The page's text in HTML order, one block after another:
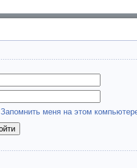
Запомнить меня на этом